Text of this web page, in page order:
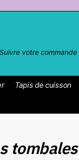
Suivre votre commande
Tapis de cuisson
tombales